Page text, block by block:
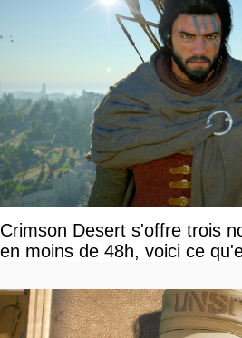
Crimson Desert s'offre trois
en moins de 48h, voici ce